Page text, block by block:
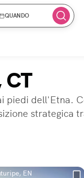
QUANDO
CT
piedi dell'Etna.
strategica
EN